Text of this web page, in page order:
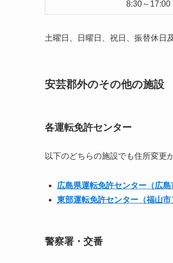
8:30～17:00
土曜日、日曜日、祝日、振替休日
安芸郡外のその他の施設
各運転免許センター
以下のどちらの施設でも住所変更
広島県運転免許センター（広島
東部運転免許センター（福山市
警察署・交番